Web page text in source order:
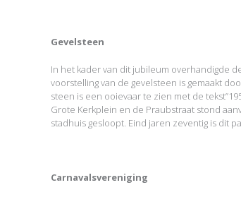
Gevelsteen
In het kader van dit jubileum overhandigde
voorstelling van de gevelsteen is gemaakt
steen is een ooievaar te zien met de
Grote Kerkplein en de Praubstraat stond
stadhuis gesloopt. Eind jaren zeventig is dit
Carnavalsvereniging